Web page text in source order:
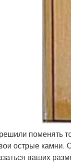
поменять
острые
ваших